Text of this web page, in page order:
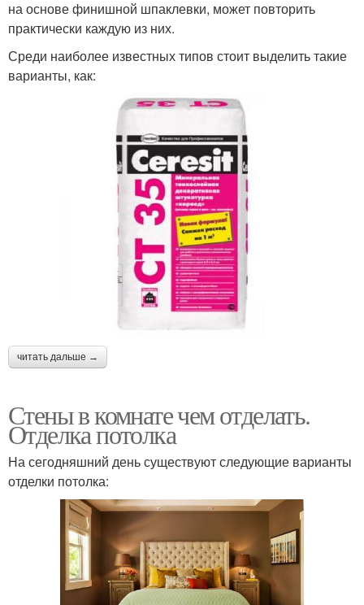
на основе финишной шпаклевки, может повторить
практически каждую из них.
Среди наиболее известных типов стоит выделить такие
варианты, как:
читать дальше →
Стены в комнате чем отделать.
Отделка потолка
На сегодняшний день существуют следующие варианты
отделки потолка: